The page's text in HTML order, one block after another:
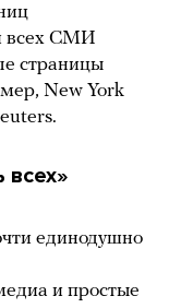
всех СМИ
страницы
New York
всех»
единодушно
и простые